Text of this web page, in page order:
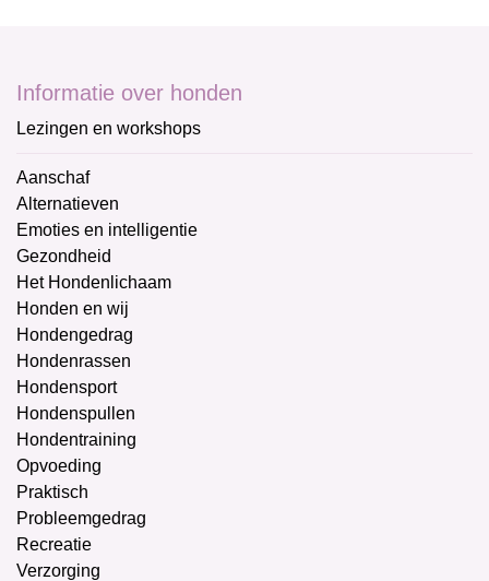
Informatie over honden
Lezingen en workshops
Aanschaf
Alternatieven
Emoties en intelligentie
Gezondheid
Het Hondenlichaam
Honden en wij
Hondengedrag
Hondenrassen
Hondensport
Hondenspullen
Hondentraining
Opvoeding
Praktisch
Probleemgedrag
Recreatie
Verzorging